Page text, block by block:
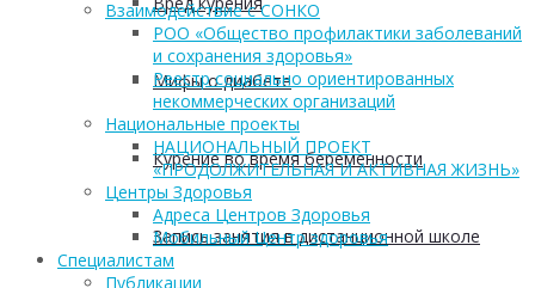
Мифы о диабете
Курение во время беременности
Запись занятия в дистанционной школе
Взаимодействие с СОНКО
РОО «Общество профилактики заболеваний
и сохранения здоровья»
Реестр социально ориентированных
некоммерческих организаций
Национальные проекты
НАЦИОНАЛЬНЫЙ ПРОЕКТ
«ПРОДОЛЖИТЕЛЬНАЯ И АКТИВНАЯ ЖИЗНЬ»
Центры Здоровья
Адреса Центров Здоровья
Мобильный Центр здоровья
Cпециалистам
Публикации